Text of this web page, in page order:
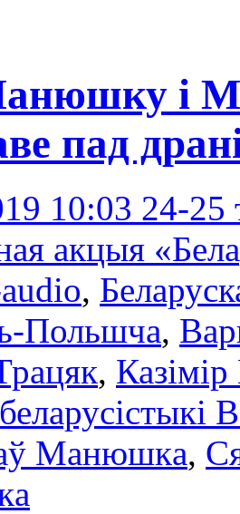
і
пад
10:03 24-25
акцыя
,
Польшча,
,
Манюшкa,